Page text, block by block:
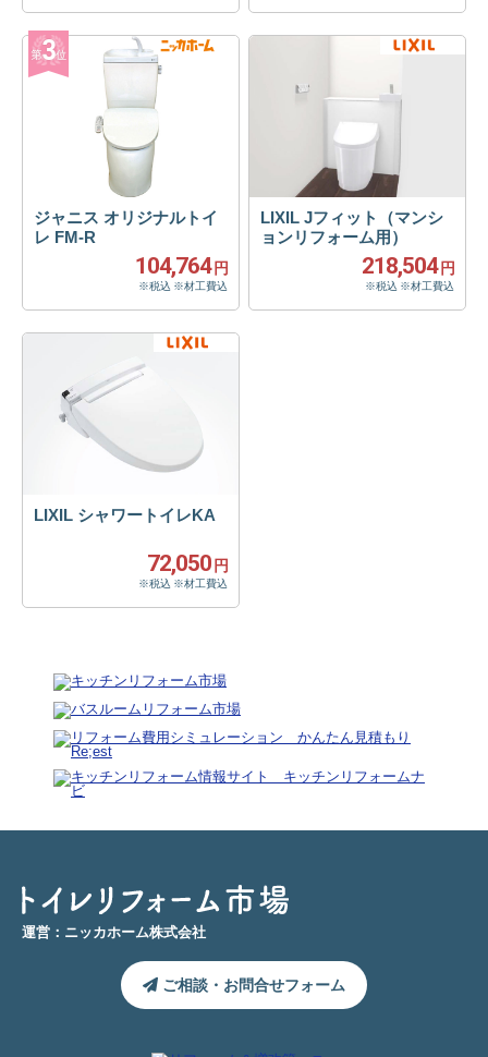
ジャニス オリジナルトイ
レ FM-R
104,764 円
※税込 ※材工費込
LIXIL Jフィット（マンシ
ョンリフォーム用）
218,504 円
※税込 ※材工費込
LIXIL シャワートイレKA
72,050 円
※税込 ※材工費込
運営：ニッカホーム株式会社
ご相談・お問合せフォーム